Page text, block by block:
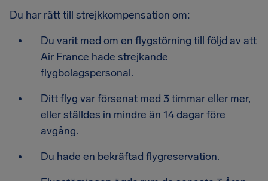
Du har rätt till strejkkompensation om:
Du varit med om en flygstörning till följd av att
Air France hade strejkande
flygbolagspersonal.
Ditt flyg var försenat med 3 timmar eller mer,
eller ställdes in mindre än 14 dagar före
avgång.
Du hade en bekräftad flygreservation.